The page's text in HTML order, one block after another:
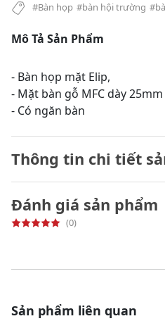
#Bàn họp #bàn hội trường
Mô Tả Sản Phẩm
- Bàn họp mặt Elip,
- Mặt bàn gỗ MFC dày 25mm
- Có ngăn bàn
Thông tin chi tiết
Đánh giá sản phẩm
(0)
Sản phẩm liên quan